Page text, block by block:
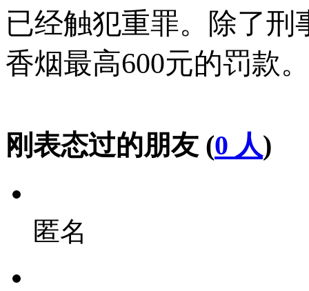
已经触犯重罪。除了
香烟最高600元的罚款。
刚表态过的朋友 (0 人)
匿名